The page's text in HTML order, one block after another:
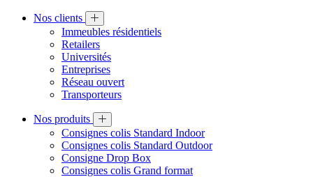
Nos clients
Immeubles résidentiels
Retailers
Universités
Entreprises
Réseau ouvert
Transporteurs
Nos produits
Consignes colis Standard Indoor
Consignes colis Standard Outdoor
Consigne Drop Box
Consignes colis Grand format